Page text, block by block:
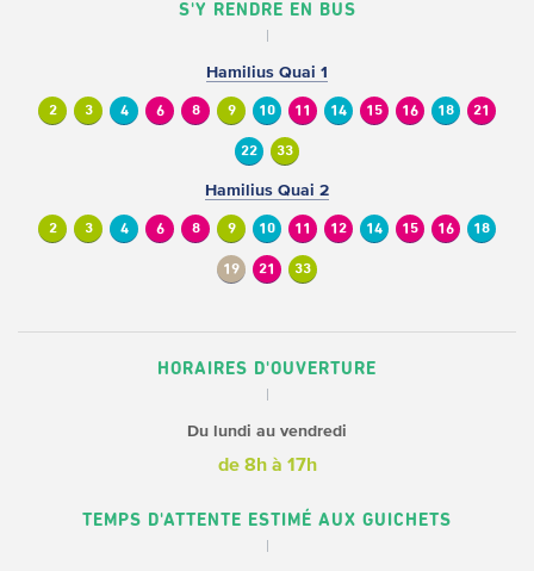
S'Y RENDRE EN BUS
Hamilius Quai 1
2 3 4 6 8 9 10 11 14 15 16 18 21
22 33
Hamilius Quai 2
2 3 4 6 8 9 10 11 12 14 15 16 18
19 21 33
HORAIRES D'OUVERTURE
Du lundi au vendredi
de 8h à 17h
TEMPS D'ATTENTE ESTIMÉ AUX GUICHETS